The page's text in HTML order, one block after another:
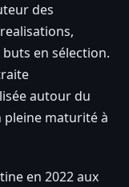
des
en sélection.
autour du
pleine maturité à
en 2022 aux